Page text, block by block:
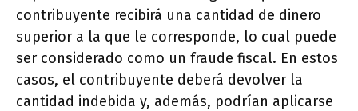
contribuyente recibirá una cantidad de dinero
superior a la que le corresponde, lo cual puede
ser considerado como un fraude fiscal. En estos
casos, el contribuyente deberá devolver la
cantidad indebida y, además, podrían aplicarse